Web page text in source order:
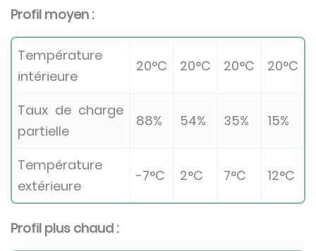
Profil moyen :
Température
intérieure
20°C 20°C 20°C 20°C
Taux de charge
partielle
88% 54% 35% 15%
Température
extérieure
-7°C 2°C 7°C 12°C
Profil plus chaud :